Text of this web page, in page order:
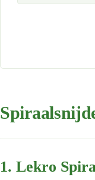
1. Lekro